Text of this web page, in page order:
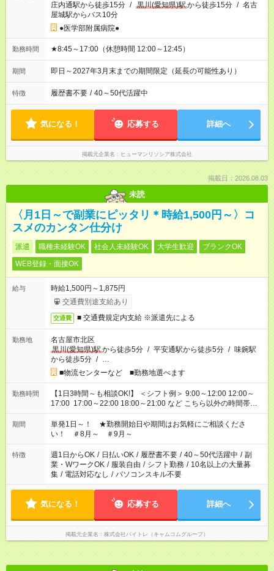
庄内通駅から徒歩15分 / 黒川(愛知県)駅から徒歩15分 / 名古
屋城駅からバス10分
●医学部附属病院●
勤務時間 ★8:45～17:00（休憩時間 12:00～12:45）
期間 即日～2027年3月末までの期間限定（延長の可能性あり）
特徴 履歴書不要 / 40～50代活躍中
気になる！ 応募する 詳細へ
掲載元企業名 ヒューマンリソシア株式会社
掲載日：2026.08.03
未読
〈月1日～で副業にピッタリ＊時給1,500円～〉コ
スメのカンタン仕分け
派遣 職種未経験OK 社会人未経験OK 大学生歓迎
ブランクOK
WEB登録・面接OK
給与
時給1,500円～1,875円
交通費別途支給あり
交通費 ■ 交通費規定内支給 ※派遣先による
勤務地
名古屋市北区
黒川(愛知県)駅から徒歩5分 / 平安通駅から徒歩5分 / 味鋺駅
から徒歩5分 / …
■物流センターなど ■勤務地選べます
勤務時間
【1日3時間～も相談OK!】 ＜シフト例＞ 9:00～12:00 12:00～
17:00 17:00～22:00 18:00～21:00 など こちら以外の時間帯も
お気軽にご相談ください！
期間
単発1日～！ ★勤務開始日や期間はお気軽にご相談くださ
い！ ＃8月～ ＃9月～
特徴 週1日からOK / 日払いOK / 履歴書不要 / 40～50代活躍中 / 副
業・WワークOK / 服装自由 / シフト勤務 / 10名以上の大量募
集 / 電話対応なし / パソコンスキル不要
気になる！ 応募する 詳細へ
掲載元企業名 株式会社バイトレ（キャムコムグループ）